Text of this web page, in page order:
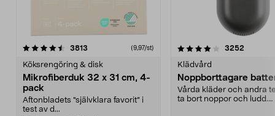
3813 (9,97/st)
Köksrengöring & disk
Mikrofiberduk 32 x 31 cm, 4-
pack
Aftonbladets "självklara favorit” i
test av d...
4.0av 5 stjärnor 3252
Klädvård
Noppborttagare
Vårda kläder och andra
ta bort noppor och ludd.
4.5av 5 stjärnor